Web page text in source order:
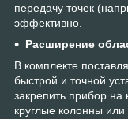
передачу точек
эффективно.
Расширение
В комплекте
быстрой и точной
закрепить прибор
круглые колонны или